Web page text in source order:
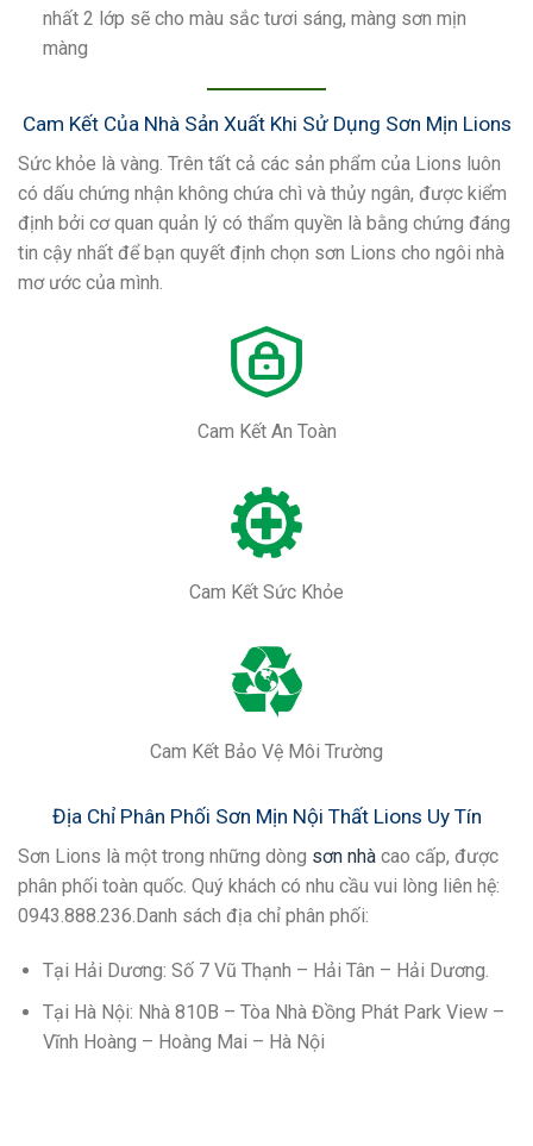
nhất 2 lớp sẽ cho màu sắc tươi sáng, màng sơn mịn
màng
Cam Kết Của Nhà Sản Xuất Khi Sử Dụng Sơn Mịn Lions
Sức khỏe là vàng. Trên tất cả các sản phẩm của Lions luôn
có dấu chứng nhận không chứa chì và thủy ngân, được kiểm
định bởi cơ quan quản lý có thẩm quyền là bằng chứng đáng
tin cậy nhất để bạn quyết định chọn sơn Lions cho ngôi nhà
mơ ước của mình.
Cam Kết An Toàn
Cam Kết Sức Khỏe
Cam Kết Bảo Vệ Môi Trường
Địa Chỉ Phân Phối Sơn Mịn Nội Thất Lions Uy Tín
Sơn Lions là một trong những dòng sơn nhà cao cấp, được
phân phối toàn quốc. Quý khách có nhu cầu vui lòng liên hệ:
0943.888.236.Danh sách địa chỉ phân phối:
Tại Hải Dương: Số 7 Vũ Thạnh – Hải Tân – Hải Dương.
Tại Hà Nội: Nhà 810B – Tòa Nhà Đồng Phát Park View –
Vĩnh Hoàng – Hoàng Mai – Hà Nội